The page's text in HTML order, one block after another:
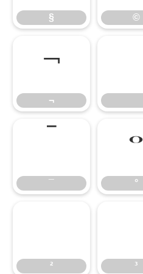
§ ©
¬
¬
¯
°
°
² ³